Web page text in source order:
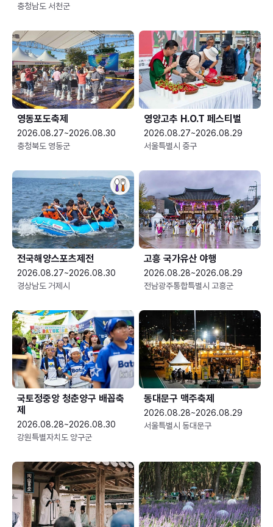
충청남도 서천군
영동포도축제
2026.08.27~2026.08.30
충청북도 영동군
영양고추 H.O.T 페스티벌
2026.08.27~2026.08.29
서울특별시 중구
전국해양스포츠제전
2026.08.27~2026.08.30
경상남도 거제시
고흥 국가유산 야행
2026.08.28~2026.08.29
전남광주통합특별시 고흥군
국토정중앙 청춘양구 배꼽축
제
2026.08.28~2026.08.30
강원특별자치도 양구군
동대문구 맥주축제
2026.08.28~2026.08.29
서울특별시 동대문구